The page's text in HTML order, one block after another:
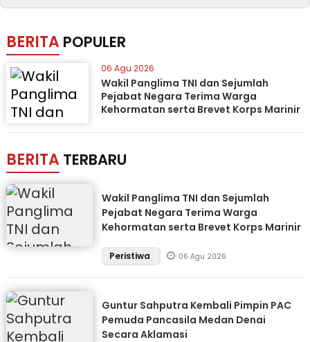
BERITA POPULER
06 Agu 2026
Wakil Panglima TNI dan Sejumlah
Pejabat Negara Terima Warga
Kehormatan serta Brevet Korps Marinir
BERITA TERBARU
Wakil Panglima TNI dan Sejumlah
Pejabat Negara Terima Warga
Kehormatan serta Brevet Korps Marinir
Peristiwa 06 Agu 2026
Guntur Sahputra Kembali Pimpin PAC
Pemuda Pancasila Medan Denai
Secara Aklamasi